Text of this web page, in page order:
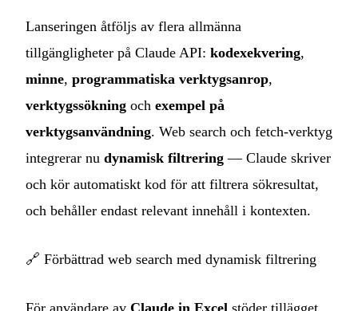
Lanseringen åtföljs av flera allmänna
tillgängligheter på Claude API: kodexekvering,
minne, programmatiska verktygsanrop,
verktygssökning och exempel på
verktygsanvändning. Web search och fetch-verktyg
integrerar nu dynamisk filtrering — Claude skriver
och kör automatiskt kod för att filtrera sökresultat,
och behåller endast relevant innehåll i kontexten.
🔗 Förbättrad web search med dynamisk filtrering